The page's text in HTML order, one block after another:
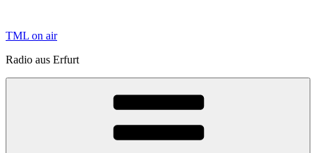
springen
TML on air
Radio aus Erfurt